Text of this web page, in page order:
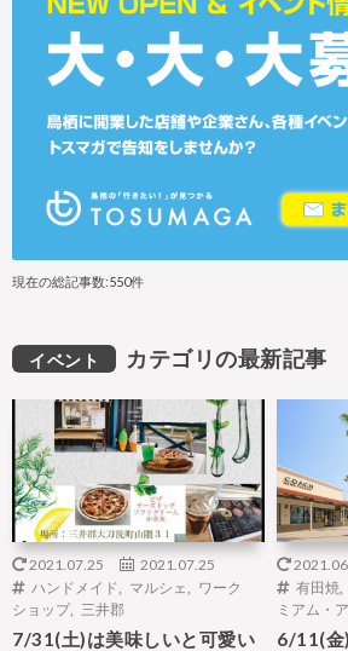
現在の総記事数:550件
イベント カテゴリの最新記事
2021.07.25 2021.07.25
ハンドメイド マルシェ
ワーク
ショップ
三井郡
7/31(土)は美味しいと可愛い
有田焼
ミアム・
6/11(金